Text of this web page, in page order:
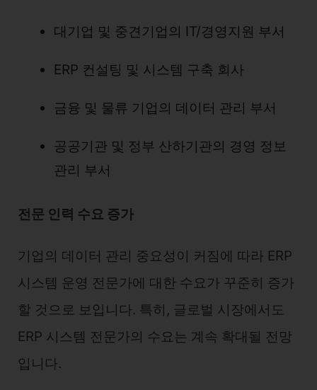
대기업 및 중견기업의 IT/경영지원 부서
ERP 컨설팅 및 시스템 구축 회사
금융 및 물류 기업의 데이터 관리 부서
공공기관 및 정부 산하기관의 경영 정보
관리 부서
전문 인력 수요 증가
기업의 데이터 관리 중요성이 커짐에 따라 ERP
시스템 운영 전문가에 대한 수요가 꾸준히 증가
할 것으로 보입니다. 특히, 글로벌 시장에서도
ERP 시스템 전문가의 수요는 계속 확대될 전망
입니다.